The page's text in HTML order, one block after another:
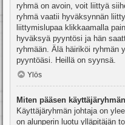
ryhmä on avoin, voit liittyä
ryhmä vaatii hyväksynnän
liittymislupaa klikkaamalla
hyväksyä pyyntösi ja hän
ryhmään. Älä häiriköi ryhmän
pyyntöäsi. Heillä on syynsä.
Ylös
Miten pääsen
Käyttäjäryhmän johtaja on
on alunperin luotu ylläpitäjän